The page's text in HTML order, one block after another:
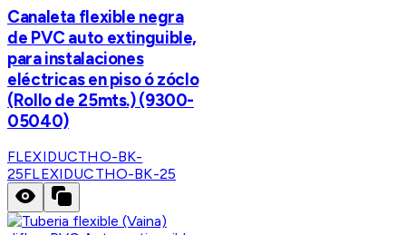
Canaleta flexible negra
de PVC auto extinguible,
para instalaciones
eléctricas en piso ó zóclo
(Rollo de 25mts.) (9300-
05040)
FLEXIDUCTHO-BK-
25FLEXIDUCTHO-BK-25